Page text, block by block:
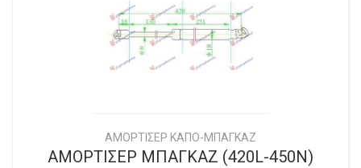
ΑΜΟΡΤΙΣΕΡ ΚΑΠΟ-ΜΠΑΓΚΑΖ
ΑΜΟΡΤΙΣΕΡ ΜΠΑΓΚΑΖ (420L-450N)